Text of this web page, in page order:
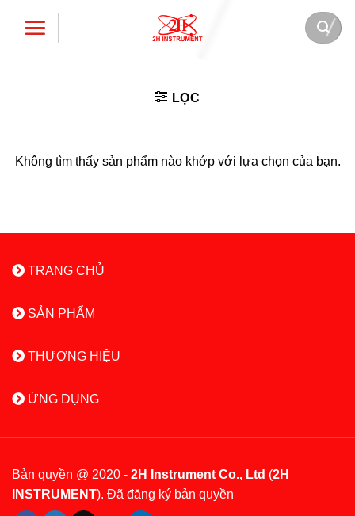
LỌC
Không tìm thấy sản phẩm nào khớp với lựa chọn của bạn.
TRANG CHỦ
SẢN PHẨM
THƯƠNG HIỆU
ỨNG DỤNG
Bản quyền @ 2020 - 2H Instrument Co., Ltd (2H
INSTRUMENT). Đã đăng ký bản quyền